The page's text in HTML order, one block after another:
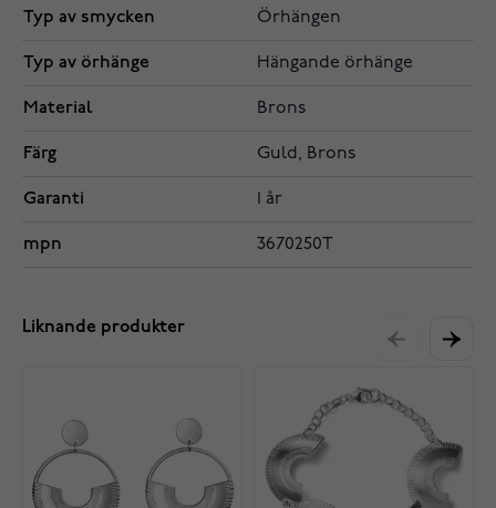
Typ av smycken Örhängen
Typ av örhänge Hängande örhänge
Material Brons
Färg Guld, Brons
Garanti 1 år
mpn 3670250T
Liknande produkter